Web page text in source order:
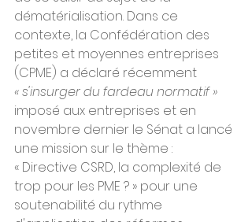
dématérialisation. Dans ce
contexte, la Confédération des
petites et moyennes entreprises
(CPME) a déclaré récemment
« s'insurger du fardeau normatif »
imposé aux entreprises et en
novembre dernier le Sénat a lancé
une mission sur le thème :
« Directive CSRD, la complexité de
trop pour les PME ? » pour une
soutenabilité du rythme